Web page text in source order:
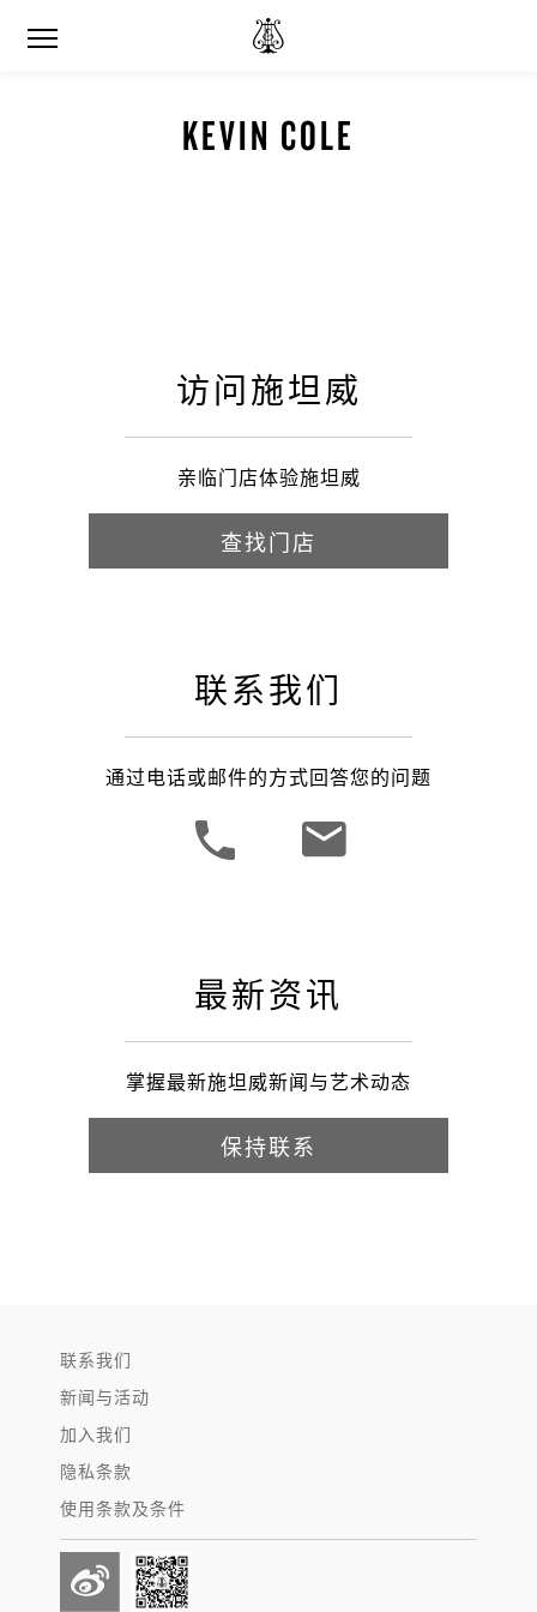
KEVIN COLE
访问施坦威
亲临门店体验施坦威
查找门店
联系我们
通过电话或邮件的方式回答您的问题
最新资讯
掌握最新施坦威新闻与艺术动态
保持联系
联系我们
新闻与活动
加入我们
隐私条款
使用条款及条件